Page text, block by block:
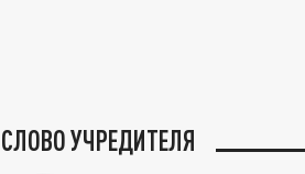
СЛОВО УЧРЕДИТЕЛЯ